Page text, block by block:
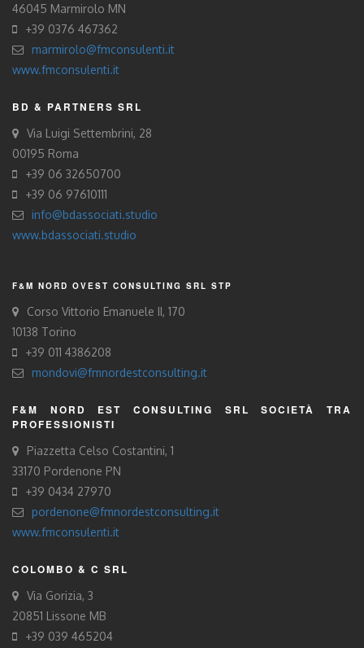
46045 Marmirolo MN
+39 0376 467362
marmirolo@fmconsulenti.it
www.fmconsulenti.it
BD & PARTNERS SRL
Via Luigi Settembrini, 28
00195 Roma
+39 06 32650700
+39 06 97610111
info@bdassociati.studio
www.bdassociati.studio
F&M NORD OVEST CONSULTING SRL STP
Corso Vittorio Emanuele II, 170
10138 Torino
+39 011 4386208
mondovi@fmnordestconsulting.it
F&M NORD EST CONSULTING SRL SOCIETÀ TRA
PROFESSIONISTI
Piazzetta Celso Costantini, 1
33170 Pordenone PN
+39 0434 27970
pordenone@fmnordestconsulting.it
www.fmconsulenti.it
COLOMBO & C SRL
Via Gorizia, 3
20851 Lissone MB
+39 039 465204